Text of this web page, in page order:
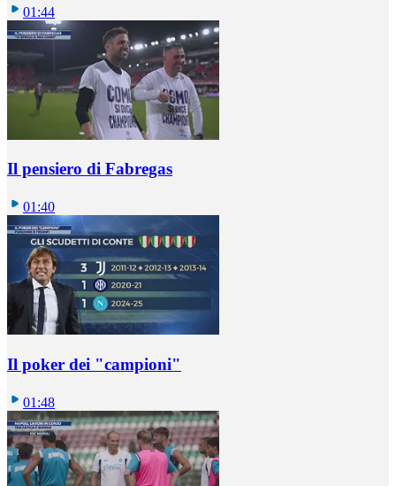
01:44
Il pensiero di Fabregas
01:40
Il poker dei "campioni"
01:48